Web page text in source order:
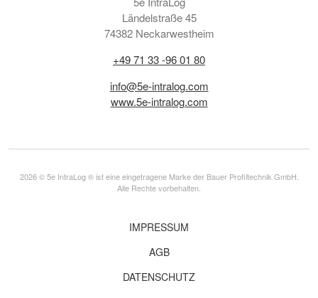
Ländelstraße 45
74382 Neckarwestheim
+49 71 33 -96 01 80
info@5e-intralog.com
www.5e-intralog.com
2026 © 5e IntraLog ® ist eine eingetragene Marke der Bauer Profiltechnik GmbH.
Alle Rechte vorbehalten.
IMPRESSUM
AGB
DATENSCHUTZ